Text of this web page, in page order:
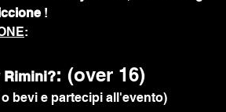
!
:
Rimini?: (over 16)
bevi e partecipi all'evento)